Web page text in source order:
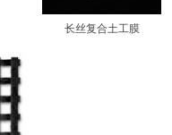
长丝复合土工膜